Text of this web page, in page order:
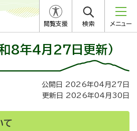
閲覧支援 検索 メニュー
8年4月27日更新)
公開日 2026年04月27日
更新日 2026年04月30日
て